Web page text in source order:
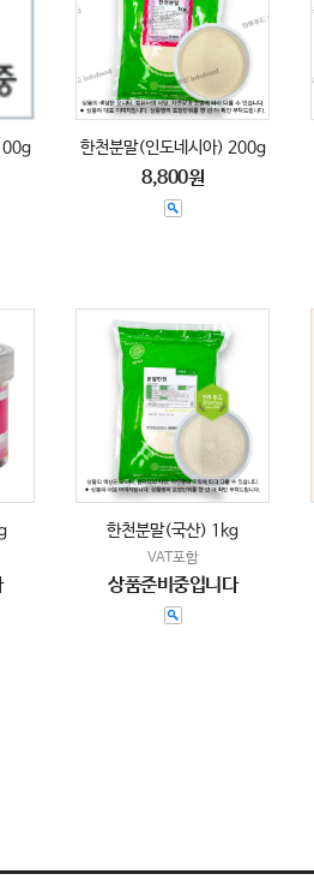
한천분말(인도네시아) 200g
8,800원
한천분말(국산) 1kg
VAT포함
상품준비중입니다